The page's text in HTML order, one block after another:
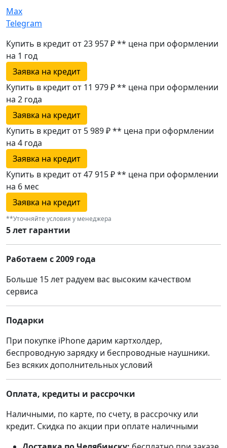
Max
Telegram
Купить в кредит от 23 957 ₽** цена при оформлении
на 1 год
Заявка на кредит
Купить в кредит от 11 979 ₽** цена при оформлении
на 2 года
Заявка на кредит
Купить в кредит от 5 989 ₽** цена при оформлении
на 4 года
Заявка на кредит
Купить в кредит от 47 915 ₽** цена при оформлении
на 6 мес
Заявка на кредит
**Уточняйте условия у менеджера
5 лет гарантии
Работаем с 2009 года
Больше 15 лет радуем вас высоким качеством
сервиса
Подарки
При покупке iPhone дарим картхолдер,
беспроводную зарядку и беспроводные наушники.
Без всяких дополнительных условий
Оплата, кредиты и рассрочки
Наличными, по карте, по счету, в рассрочку или
кредит. Скидка по акции при оплате наличными